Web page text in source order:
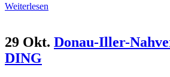
Weiterlesen
29 Okt. Donau-Iller-
DING